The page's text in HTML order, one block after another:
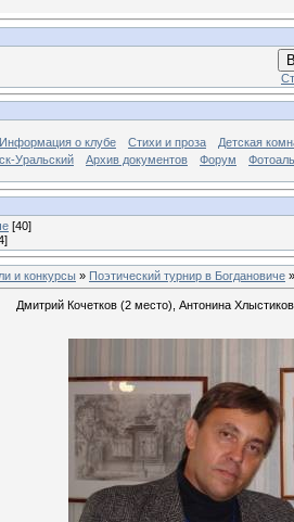
Информация о клубе Стихи и проза
Детская
Уральский
Архив документов Форум
[40]
и конкурсы » Поэтический турнир в Богдановиче
Дмитрий Кочетков (2 место), Антонина